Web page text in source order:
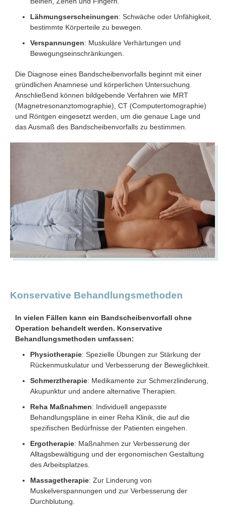
Lähmungserscheinungen: Schwäche oder Unfähigkeit,
bestimmte Körperteile zu bewegen.
Verspannungen: Muskuläre Verhärtungen und
Bewegungseinschränkungen.
Die Diagnose eines Bandscheibenvorfalls beginnt mit einer
gründlichen Anamnese und körperlichen Untersuchung.
Anschließend können bildgebende Verfahren wie MRT
(Magnetresonanztomographie), CT (Computertomographie)
und Röntgen eingesetzt werden, um die genaue Lage und
das Ausmaß des Bandscheibenvorfalls zu bestimmen.
Konservative Behandlungsmethoden
In vielen Fällen kann ein Bandscheibenvorfall ohne
Operation behandelt werden. Konservative
Behandlungsmethoden umfassen:
Physiotherapie: Spezielle Übungen zur Stärkung der
Rückenmuskulatur und Verbesserung der Beweglichkeit.
Schmerztherapie: Medikamente zur Schmerzlinderung,
Akupunktur und andere alternative Therapien.
Reha Maßnahmen: Individuell angepasste
Behandlungspläne in einer Reha Klinik, die auf die
spezifischen Bedürfnisse der Patienten eingehen.
Ergotherapie: Maßnahmen zur Verbesserung der
Alltagsbewältigung und der ergonomischen Gestaltung
des Arbeitsplatzes.
Massagetherapie: Zur Linderung von
Muskelverspannungen und zur Verbesserung der
Durchblutung.